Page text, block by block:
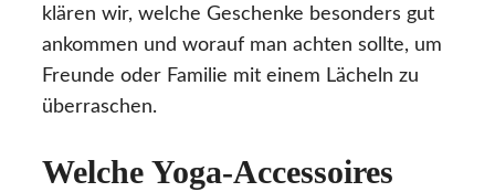
klären wir, welche Geschenke besonders gut
ankommen und worauf man achten sollte, um
Freunde oder Familie mit einem Lächeln zu
überraschen.
Welche Yoga-Accessoires